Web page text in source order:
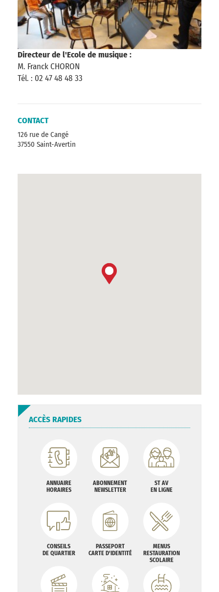
Directeur de l'Ecole de musique :
M. Franck CHORON
Tél. : 02 47 48 48 33
CONTACT
126 rue de Cangé
37550 Saint-Avertin
ACCÈS RAPIDES
ANNUAIRE
HORAIRES
ABONNEMENT
NEWSLETTER
ST AV
EN LIGNE
CONSEILS
DE QUARTIER
PASSEPORT
CARTE D'IDENTITÉ
MENUS
RESTAURATION
SCOLAIRE